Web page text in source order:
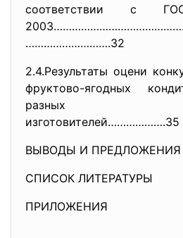
соответствии с
……………………….32
2.4.Результаты оцени
фруктово-ягодных
разных
изготовителей……………….35
ВЫВОДЫ И ПРЕДЛОЖЕНИЯ
СПИСОК ЛИТЕРАТУРЫ
ПРИЛОЖЕНИЯ